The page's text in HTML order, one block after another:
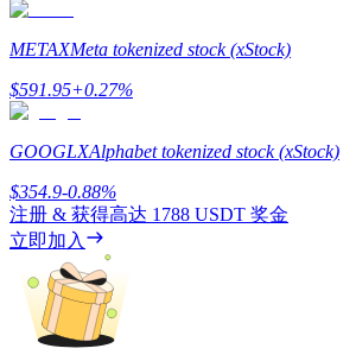
邀请好友
邀請朋友獲得現金獎勵
BTC 專享獎勵
METAXMeta tokenized stock (xStock)
$591.95+0.27%
GOOGLXAlphabet tokenized stock (xStock)
$354.9-0.88%
注册 & 获得高达 1788 USDT 奖金
立即加入